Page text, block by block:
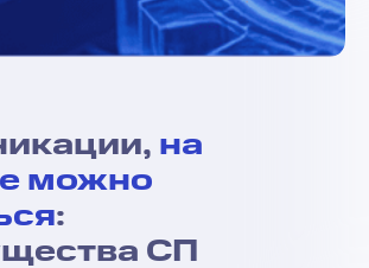
на
можно
:
СП